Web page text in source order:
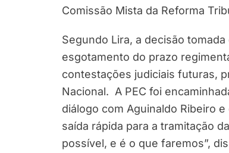
Comissão Mista da Reforma
Segundo Lira, a decisão
esgotamento do prazo
contestações judiciais futuras,
Nacional. A PEC foi
diálogo com Aguinaldo Ribeiro
saída rápida para a tramitação
possível, e é o que faremos”,